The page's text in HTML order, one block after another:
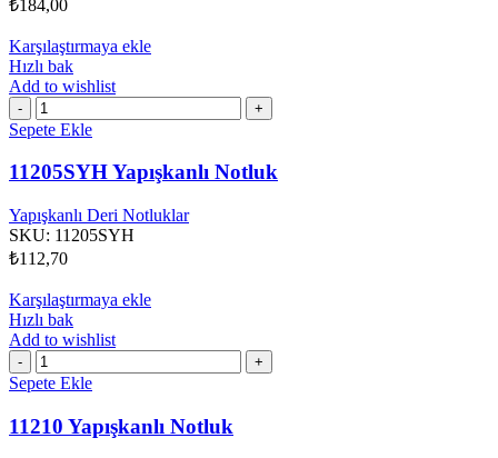
₺184,00
Karşılaştırmaya ekle
Hızlı bak
Add to wishlist
11205SYH
Yapışkanlı
adet
Sepete Ekle
11205SYH Yapışkanlı Notluk
Yapışkanlı Deri Notluklar
SKU: 11205SYH
₺112,70
Karşılaştırmaya ekle
Hızlı bak
Add to wishlist
11210
Yapışkanlı
adet
Sepete Ekle
11210 Yapışkanlı Notluk